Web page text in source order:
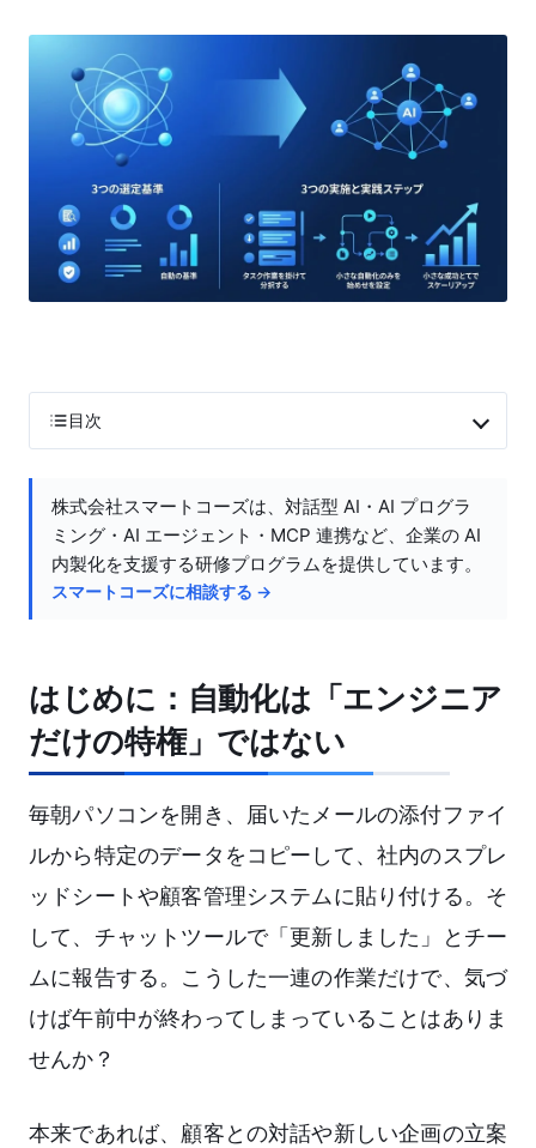
目次
株式会社スマートコーズは、対話型 AI・AI プログラ
ミング・AI エージェント・MCP 連携など、企業の AI
内製化を支援する研修プログラムを提供しています。
スマートコーズに相談する →
はじめに：自動化は「エンジニア
だけの特権」ではない
毎朝パソコンを開き、届いたメールの添付ファイ
ルから特定のデータをコピーして、社内のスプレ
ッドシートや顧客管理システムに貼り付ける。そ
して、チャットツールで「更新しました」とチー
ムに報告する。こうした一連の作業だけで、気づ
けば午前中が終わってしまっていることはありま
せんか？
本来であれば、顧客との対話や新しい企画の立案